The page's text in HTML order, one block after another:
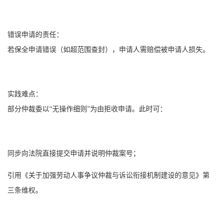
错误申请的责任：
若保全申请错误（如超范围查封），申请人需赔偿被申请人损失。
实践难点：
部分仲裁委以“无操作细则”为由拒收申请。此时可：
同步向法院直接提交申请并说明仲裁案号；
引用《关于加强劳动人事争议仲裁与诉讼衔接机制建设的意见》第
三条维权。